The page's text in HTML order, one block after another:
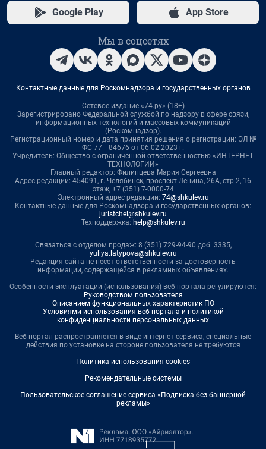
Google Play App Store
Мы в соцсетях
Контактные данные для Роскомнадзора и государственных органов
Сетевое издание «74.ру» (18+)
Зарегистрировано Федеральной службой по надзору в сфере связи,
информационных технологий и массовых коммуникаций
(Роскомнадзор).
Регистрационный номер и дата принятия решения о регистрации: ЭЛ №
ФС 77– 84676 от 06.02.2023 г.
Учредитель: Общество с ограниченной ответственностью «ИНТЕРНЕТ
ТЕХНОЛОГИИ»
Главный редактор: Филипцева Мария Сергеевна
Адрес редакции: 454091, г. Челябинск, проспект Ленина, 26А, стр.2, 16
этаж, +7 (351) 7-0000-74
Электронный адрес редакции: 74@shkulev.ru
Контактные данные для Роскомнадзора и государственных органов:
juristchel@shkulev.ru
Техподдержка: help@shkulev.ru
Связаться с отделом продаж: 8 (351) 729-94-90 доб. 3335,
yuliya.latypova@shkulev.ru
Редакция сайта не несет ответственности за достоверность
информации, содержащейся в рекламных объявлениях.
Особенности эксплуатации (использования) веб-портала регулируются:
Руководством пользователя
Описанием функциональных характеристик ПО
Условиями использования веб-портала и политикой
конфиденциальности персональных данных
Веб-портал распространяется в виде интернет-сервиса, специальные
действия по установке на стороне пользователя не требуются
Политика использования cookies
Рекомендательные системы
Пользовательское соглашение сервиса «Подписка без баннерной
рекламы»